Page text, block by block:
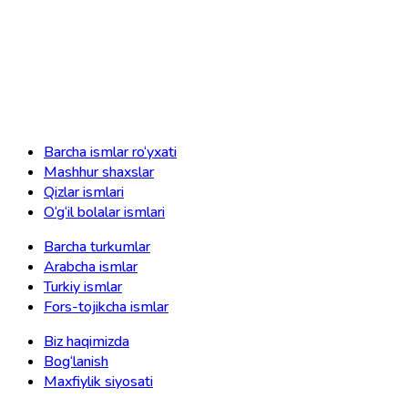
Barcha ismlar ro‘yxati
Mashhur shaxslar
Qizlar ismlari
O‘g‘il bolalar ismlari
Barcha turkumlar
Arabcha ismlar
Turkiy ismlar
Fors-tojikcha ismlar
Biz haqimizda
Bog‘lanish
Maxfiylik siyosati